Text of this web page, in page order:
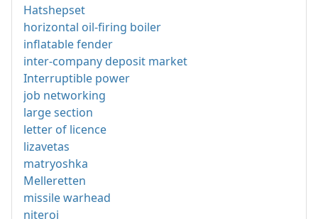
Hatshepset
horizontal oil-firing boiler
inflatable fender
inter-company deposit market
Interruptible power
job networking
large section
letter of licence
lizavetas
matryoshka
Melleretten
missile warhead
niteroi